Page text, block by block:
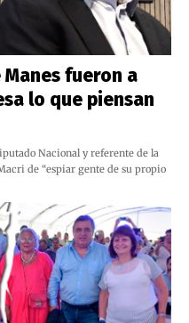
fueron a
lo que piensan
Nacional y referente de la
de “espiar gente de su propio